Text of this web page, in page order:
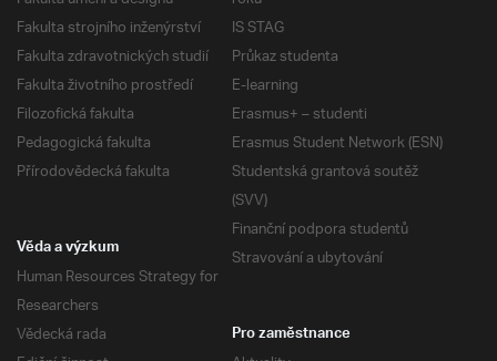
Fakulta strojního inženýrství
Fakulta zdravotnických studií
Fakulta životního prostředí
Filozofická fakulta
Pedagogická fakulta
Přírodovědecká fakulta
IS STAG
Průkaz studenta
E-learning
Erasmus+ – studenti
Erasmus Student Network (ESN)
Studentská grantová soutěž
(SVV)
Finanční podpora studentů
Stravování a ubytování
Věda a výzkum
Human Resources Strategy for
Researchers
Vědecká rada
Pro zaměstnance